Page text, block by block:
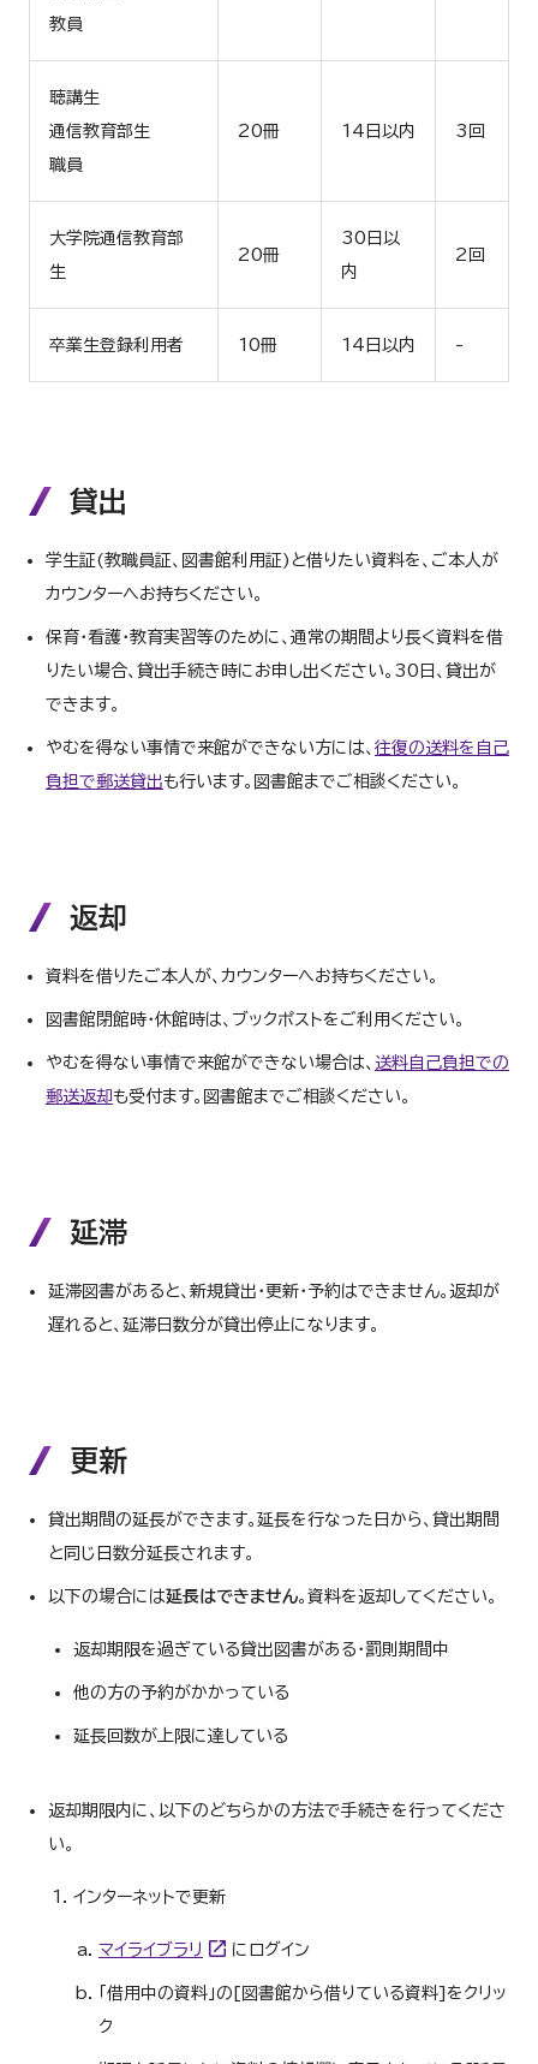
教員
聴講生
通信教育部生
職員
20冊 14日以内 3回
大学院通信教育部
生
20冊
30日以
内
2回
卒業生登録利用者 10冊 14日以内 -
貸出
学生証(教職員証、図書館利用証)と借りたい資料を、ご本人が
カウンターへお持ちください。
保育・看護・教育実習等のために、通常の期間より長く資料を借
りたい場合、貸出手続き時にお申し出ください。30日、貸出が
できます。
やむを得ない事情で来館ができない方には、 往復の送料を自己
負担で郵送貸出も行います。図書館までご相談ください。
返却
資料を借りたご本人が、カウンターへお持ちください。
図書館閉館時・休館時は、ブックポストをご利用ください。
やむを得ない事情で来館ができない場合は、 送料自己負担での
郵送返却も受付ます。図書館までご相談ください。
延滞
延滞図書があると、新規貸出・更新・予約はできません。返却が
遅れると、延滞日数分が貸出停止になります。
更新
貸出期間の延長ができます。延長を行なった日から、貸出期間
と同じ日数分延長されます。
以下の場合には延長はできません。資料を返却してください。
返却期限を過ぎている貸出図書がある・罰則期間中
他の方の予約がかかっている
延長回数が上限に達している
返却期限内に、以下のどちらかの方法で手続きを行ってくださ
い。
インターネットで更新
マイライブラリ にログイン
「借用中の資料」の[図書館から借りている資料]をクリッ
ク